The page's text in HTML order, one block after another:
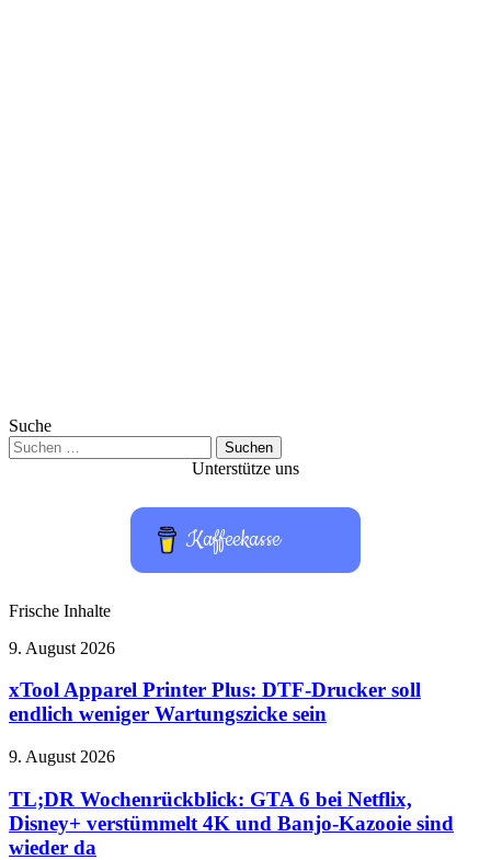
Suche
Suchen
nach:
Unterstütze uns
Kaffeekasse
Frische Inhalte
xTool
Printer
Plus:
DTF-
soll
weniger
Wartungszicke
sein
9. August 2026
xTool Apparel Printer Plus: DTF-Drucker soll
endlich weniger Wartungszicke sein
TL;DR
GTA
6
bei
Netflix,
9. August 2026
TL;DR Wochenrückblick: GTA 6 bei Netflix,
Disney+ verstümmelt 4K und Banjo-Kazooie sind
wieder da